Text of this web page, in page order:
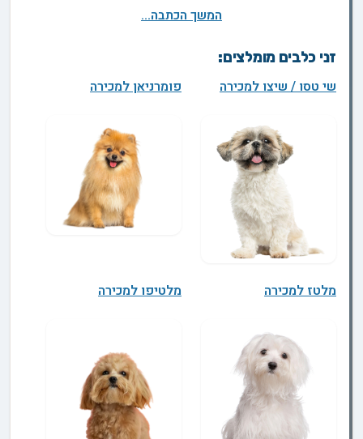
המשך הכתבה...
זני כלבים מומלצים:
שי טסו / שיצו למכירה פומרניאן למכירה
מלטז למכירה מלטיפו למכירה